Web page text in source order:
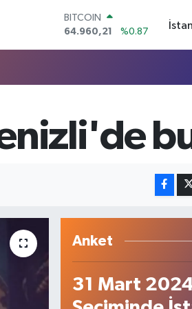
BITCOIN
64.960,21
%0.87
55,2510
%0.32
GRAM ALTIN
6648.99
%2.59
Anket
31 Mart 2024